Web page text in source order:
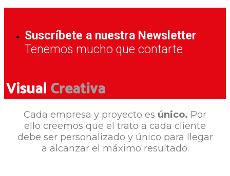
Suscríbete a nuestra Newsletter
Tenemos mucho que contarte
Cada empresa y proyecto es único. Por
ello creemos que el trato a cada cliente
debe ser personalizado y único para llegar
a alcanzar el máximo resultado.